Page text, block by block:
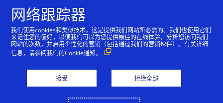
支付解决方案
少欺诈和保护支付数据。
合作伙伴
网络跟踪器
我们使用cookies和类似技术，这是提供我们网站所必需的。我们也使用它们
来记住您的偏好，以便我们可以为您提供最佳的在线体验，分析您访问我们
网站的次数，并启用个性化的营销（包括通过我们的营销伙伴）。有关详细
信息，请参阅我们的Cookie通知。
接受 拒绝全部